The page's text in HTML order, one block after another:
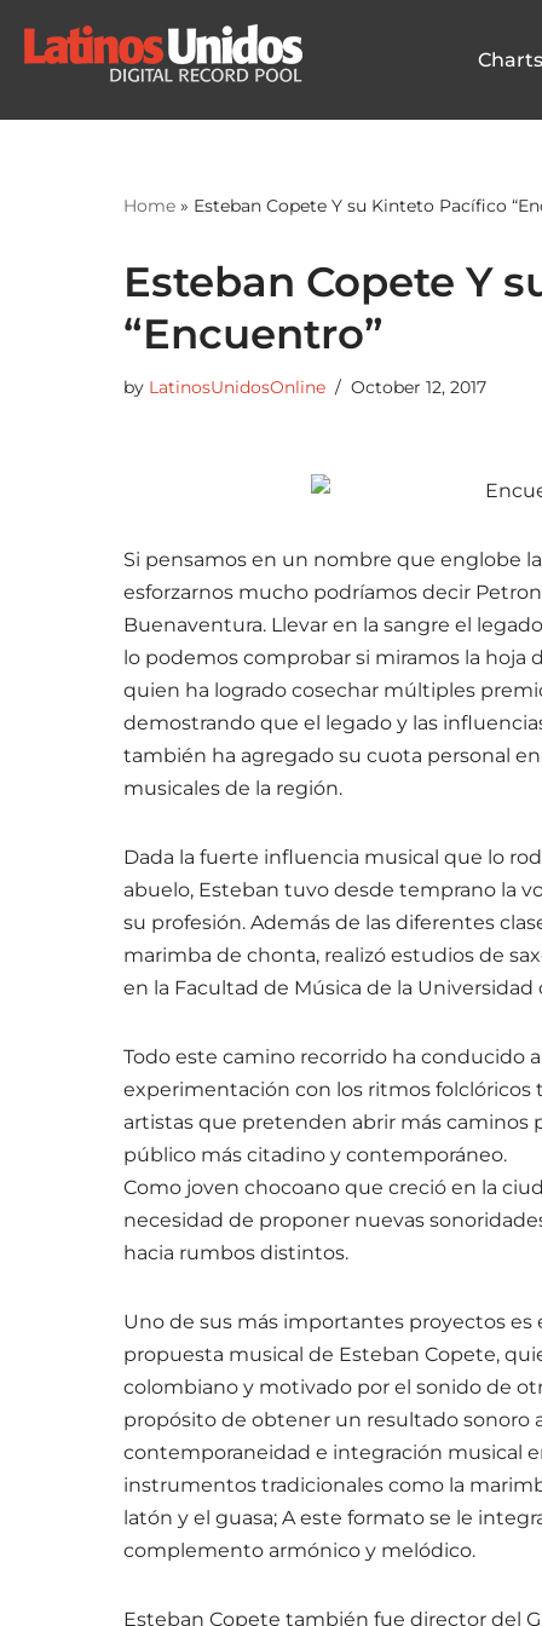
Skip
Charts
Home » Esteban Copete Y su Kinteto Pacífico
Esteban Copete Y
“Encuentro”
by LatinosUnidosOnline October 12, 2017
Si pensamos en un nombre que englobe
esforzarnos mucho podríamos decir
Buenaventura. Llevar en la sangre el
lo podemos comprobar si miramos la hoja
quien ha logrado cosechar múltiples
demostrando que el legado y las
también ha agregado su cuota personal
musicales de la región.
Dada la fuerte influencia musical que lo
abuelo, Esteban tuvo desde temprano la
su profesión. Además de las diferentes
marimba de chonta, realizó estudios de
en la Facultad de Música de la Universidad
Todo este camino recorrido ha conducido
experimentación con los ritmos folclóricos
artistas que pretenden abrir más caminos
público más citadino y contemporáneo.
Como joven chocoano que creció en la
necesidad de proponer nuevas
hacia rumbos distintos.
Uno de sus más importantes proyectos es
propuesta musical de Esteban Copete,
colombiano y motivado por el sonido de
propósito de obtener un resultado sonoro
contemporaneidad e integración musical
instrumentos tradicionales como la
latón y el guasa; A este formato se le
complemento armónico y melódico.
Esteban Copete también fue director del